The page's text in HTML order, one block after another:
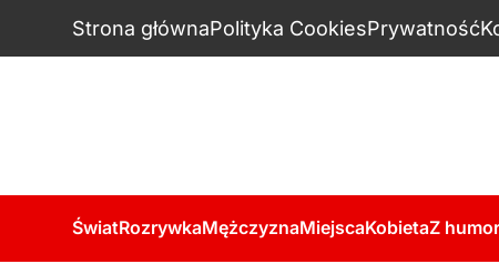
Strona głównaPolityka CookiesPrywatność
ŚwiatRozrywkaMężczyznaMiejscaKobietaZ